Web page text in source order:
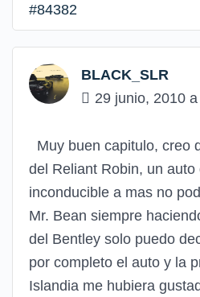
#84382
BLACK_SLR
29 junio, 2010
Muy buen capitulo, creo
del Reliant Robin, un
inconducible a mas no
Mr. Bean siempre
del Bentley solo puedo
por completo el auto y la
Islandia me hubiera